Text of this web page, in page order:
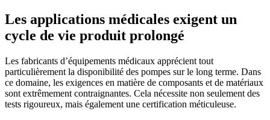
Les applications médicales exigent un
cycle de vie produit prolongé
Les fabricants d’équipements médicaux apprécient tout
particulièrement la disponibilité des pompes sur le long terme. Dans
ce domaine, les exigences en matière de composants et de matériaux
sont extrêmement contraignantes. Cela nécessite non seulement des
tests rigoureux, mais également une certification méticuleuse.